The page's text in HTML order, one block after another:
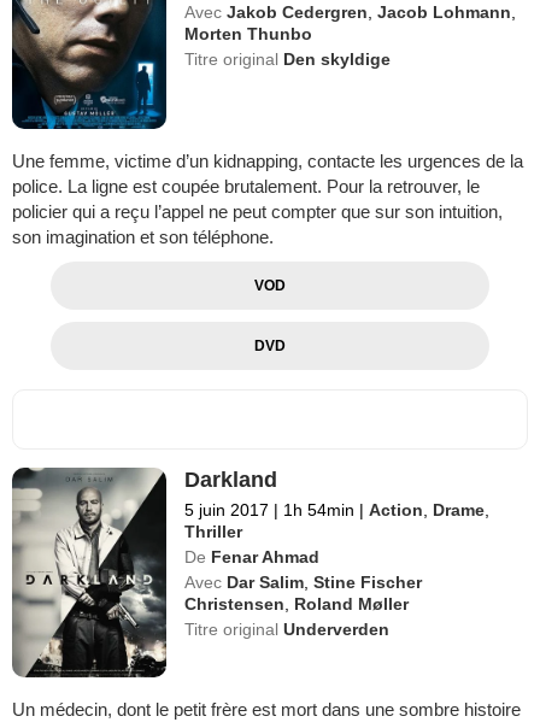
Avec Jakob Cedergren ,Jacob Lohmann
Morten Thunbo
Titre original Den skyldige
Une femme, victime d’un kidnapping, contacte les urgences de la
police. La ligne est coupée brutalement. Pour la retrouver, le
policier qui a reçu l’appel ne peut compter que sur son intuition,
son imagination et son téléphone.
VOD
DVD
Darkland
5 juin 2017 | 1h 54min | Action Drame
Thriller
De Fenar Ahmad
Avec Dar Salim ,Stine Fischer
Christensen
Roland Møller
Titre originalUnderverden
Un médecin, dont le petit frère est mort dans une sombre histoire